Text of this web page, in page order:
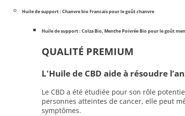
Huile de support : Chanvre bio Francais pour le goût chanvre
Huile de support : Colza Bio, Menthe Poivrée Bio pour le goût
QUALITÉ PREMIUM
L'Huile de CBD aide à résoudre
Le CBD a été étudiée pour son rôle
personnes atteintes de cancer, elle peut
symptômes.